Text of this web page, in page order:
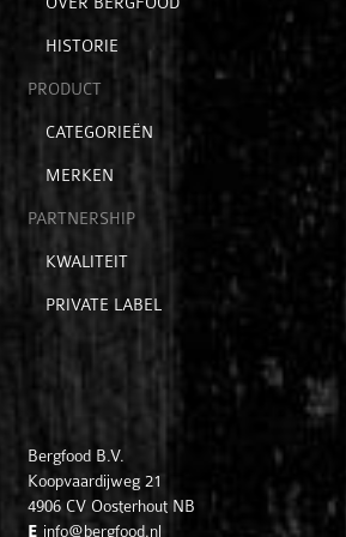
voor
voor
HISTORIE
PRODUCT
Open
voor
CATEGORIEËN
MERKEN
PARTNERSHIP
Open
voor
partnership
KWALITEIT
PRIVATE LABEL
Bergfood B.V.
Koopvaardijweg 21
4906 CV Oosterhout NB
E info@bergfood.nl